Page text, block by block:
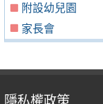
附設幼兒園
家長會
隱私權政策